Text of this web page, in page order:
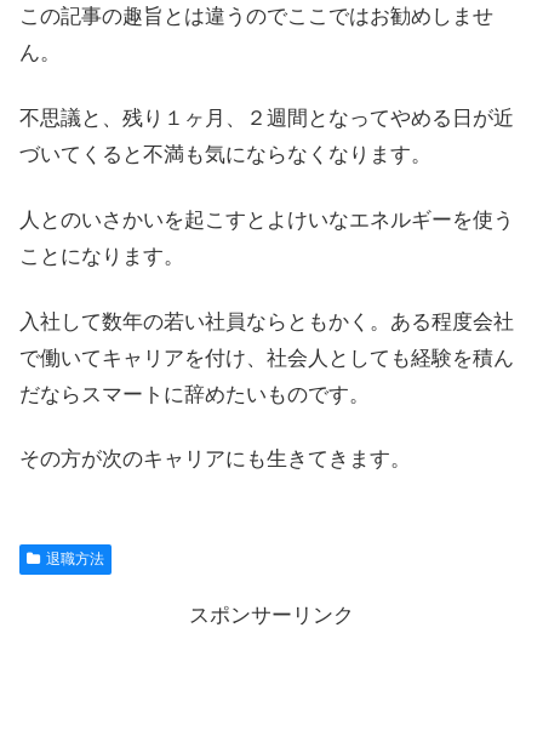
この記事の趣旨とは違うのでここではお勧めしませ
ん。
不思議と、残り１ヶ月、２週間となってやめる日が近
づいてくると不満も気にならなくなります。
人とのいさかいを起こすとよけいなエネルギーを使う
ことになります。
入社して数年の若い社員ならともかく。ある程度会社
で働いてキャリアを付け、社会人としても経験を積ん
だならスマートに辞めたいものです。
その方が次のキャリアにも生きてきます。
退職方法
スポンサーリンク